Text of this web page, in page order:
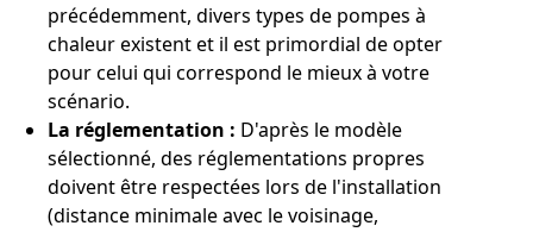
précédemment, divers types de pompes à
chaleur existent et il est primordial de opter
pour celui qui correspond le mieux à votre
scénario.
La réglementation : D'après le modèle
sélectionné, des réglementations propres
doivent être respectées lors de l'installation
(distance minimale avec le voisinage,